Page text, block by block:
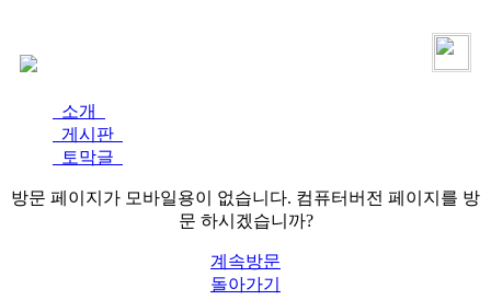
소개
게시판
토막글
방문 페이지가 모바일용이 없습니다. 컴퓨터버전 페이지를 방
문 하시겠습니까?
계속방문
돌아가기